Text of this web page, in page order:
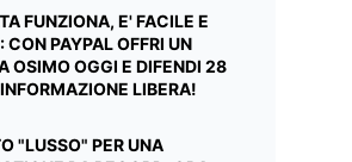
FUNZIONA, E' FACILE E
CON PAYPAL OFFRI UN
OSIMO OGGI E DIFENDI 28
LIBERA!
"LUSSO" PER UNA